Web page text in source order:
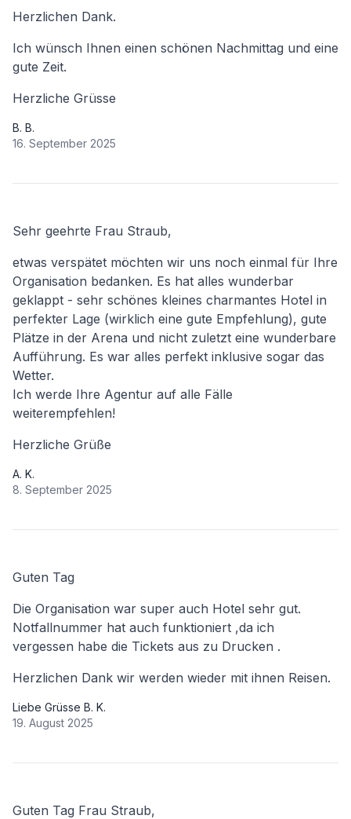
Herzlichen Dank.
Ich wünsch Ihnen einen schönen Nachmittag und eine
gute Zeit.
Herzliche Grüsse
B. B.
16. September 2025
Sehr geehrte Frau Straub,
etwas verspätet möchten wir uns noch einmal für Ihre
Organisation bedanken. Es hat alles wunderbar
geklappt - sehr schönes kleines charmantes Hotel in
perfekter Lage (wirklich eine gute Empfehlung), gute
Plätze in der Arena und nicht zuletzt eine wunderbare
Aufführung. Es war alles perfekt inklusive sogar das
Wetter.
Ich werde Ihre Agentur auf alle Fälle
weiterempfehlen!
Herzliche Grüße
A. K.
8. September 2025
Guten Tag
Die Organisation war super auch Hotel sehr gut.
Notfallnummer hat auch funktioniert ,da ich
vergessen habe die Tickets aus zu Drucken .
Herzlichen Dank wir werden wieder mit ihnen Reisen.
Liebe Grüsse B. K.
19. August 2025
Guten Tag Frau Straub,